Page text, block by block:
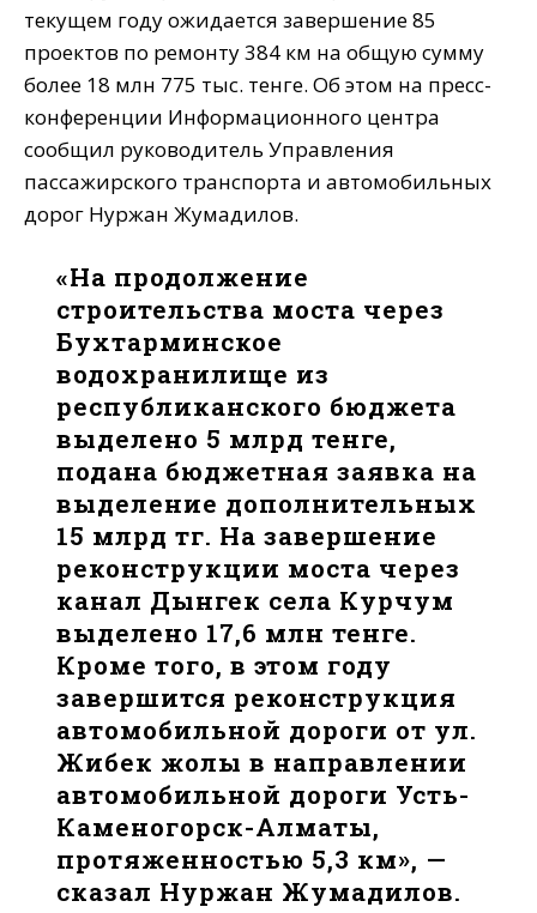
текущем году ожидается завершение 85
проектов по ремонту 384 км на общую сумму
более 18 млн 775 тыс. тенге. Об этом на пресс-
конференции Информационного центра
сообщил руководитель Управления
пассажирского транспорта и автомобильных
дорог Нуржан Жумадилов.
«На продолжение
строительства моста через
Бухтарминское
водохранилище из
республиканского бюджета
выделено 5 млрд тенге,
подана бюджетная заявка на
выделение дополнительных
15 млрд тг. На завершение
реконструкции моста через
канал Дынгек села Курчум
выделено 17,6 млн тенге.
Кроме того, в этом году
завершится реконструкция
автомобильной дороги от ул.
Жибек жолы в направлении
автомобильной дороги Усть-
Каменогорск-Алматы,
протяженностью 5,3 км», —
сказал Нуржан Жумадилов.